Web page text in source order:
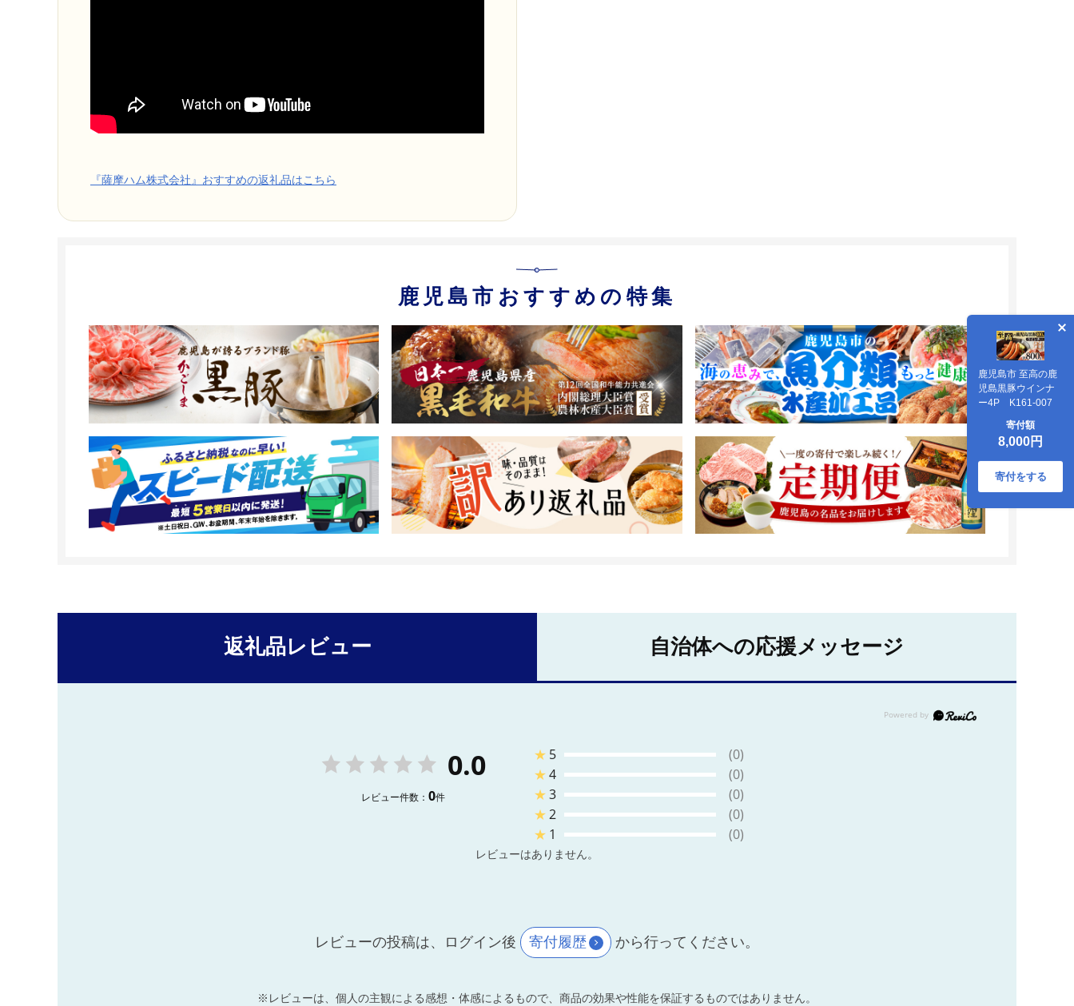
『薩摩ハム株式会社』おすすめの返礼品はこちら
鹿児島市 至高の鹿
児島黒豚ウインナ
ー4P K161-007
寄付額
8,000円
寄付をする
鹿児島市おすすめの特集
返礼品レビュー 自治体への応援メッセージ
0.0
レビュー件数： 0件
★ 5
(0)
★4
(0)
★3
(0)
★2
(0)
★ 1 (0)
レビューはありません。
レビューの投稿は、ログイン後 寄付履歴 から行ってください。
※レビューは、個人の主観による感想・体感によるもので、商品の効果や性能を保証するものではありません。